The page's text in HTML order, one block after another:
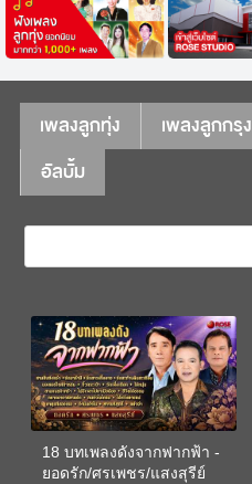
เพลงลูกทุ่ง เพลงลูกกรุง
อัลบั้ม
18 บทเพลงดังจากฟากฟ้า -
ยอดรัก/ศรเพชร/แสงสุรีย์